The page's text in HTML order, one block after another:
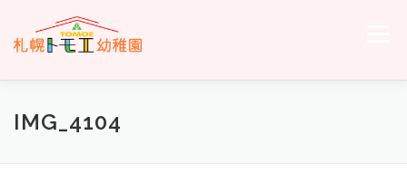
ツ
ホーム トモエについて
IMG_4104